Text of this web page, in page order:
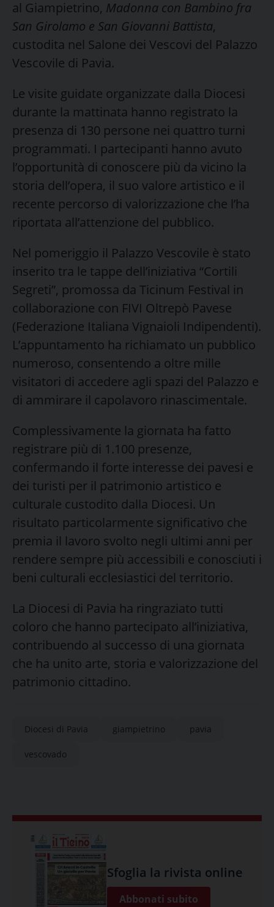
al Giampietrino, Madonna con Bambino fra
San Girolamo e San Giovanni Battista,
custodita nel Salone dei Vescovi del Palazzo
Vescovile di Pavia.
Le visite guidate organizzate dalla Diocesi
durante la mattinata hanno registrato la
presenza di 130 persone nei quattro turni
programmati. I partecipanti hanno avuto
l’opportunità di conoscere più da vicino la
storia dell’opera, il suo valore artistico e il
recente percorso di valorizzazione che l’ha
riportata all’attenzione del pubblico.
Nel pomeriggio il Palazzo Vescovile è stato
inserito tra le tappe dell’iniziativa “Cortili
Segreti”, promossa da Ticinum Festival in
collaborazione con FIVI Oltrepò Pavese
(Federazione Italiana Vignaioli Indipendenti).
L’appuntamento ha richiamato un pubblico
numeroso, consentendo a oltre mille
visitatori di accedere agli spazi del Palazzo e
di ammirare il capolavoro rinascimentale.
Complessivamente la giornata ha fatto
registrare più di 1.100 presenze,
confermando il forte interesse dei pavesi e
dei turisti per il patrimonio artistico e
culturale custodito dalla Diocesi. Un
risultato particolarmente significativo che
premia il lavoro svolto negli ultimi anni per
rendere sempre più accessibili e conosciuti i
beni culturali ecclesiastici del territorio.
La Diocesi di Pavia ha ringraziato tutti
coloro che hanno partecipato all’iniziativa,
contribuendo al successo di una giornata
che ha unito arte, storia e valorizzazione del
patrimonio cittadino.
Diocesi di Pavia giampietrino pavia
vescovado
Sfoglia la rivista online
Abbonati subito